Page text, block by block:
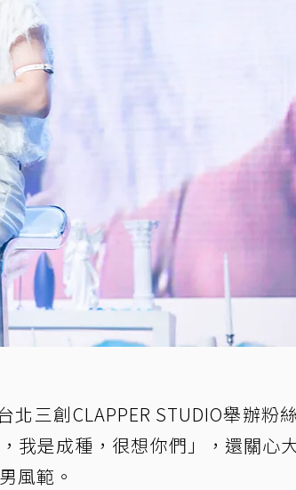
三創CLAPPER STUDIO舉辦粉
我是成種，很想你們」，還關心
風範。